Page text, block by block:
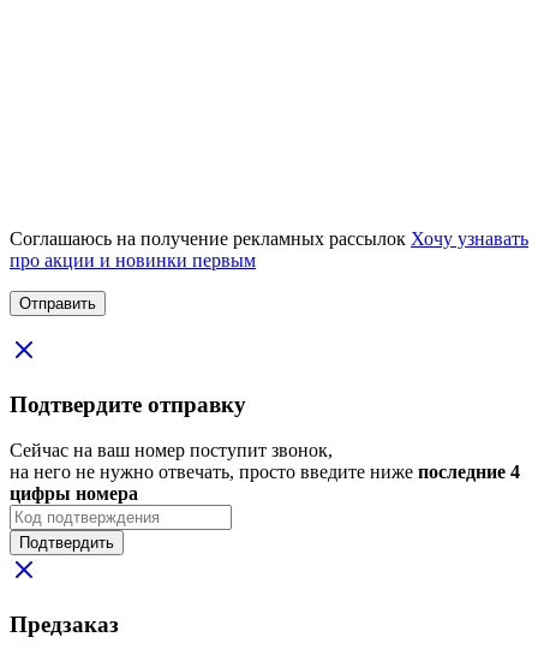
Соглашаюсь на получение рекламных рассылок Хочу узнавать
про акции и новинки первым
Подтвердите отправку
Сейчас на ваш номер поступит звонок,
на него не нужно отвечать, просто введите ниже последние 4
цифры номера
Подтвердить
Предзаказ